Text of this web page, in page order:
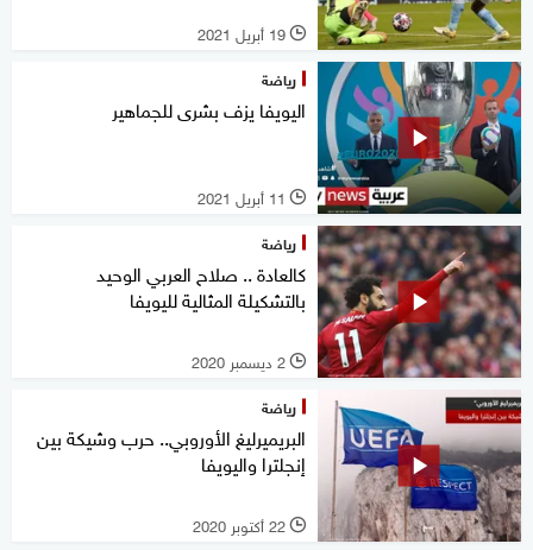
l 19 أبريل 2021
رياضة
اليويفا يزف بشرى للجماهير
l 11 أبريل 2021
رياضة
كالعادة .. صلاح العربي الوحيد
بالتشكيلة المثالية لليويفا
l 2 ديسمبر 2020
رياضة
البريميرليغ الأوروبي.. حرب وشيكة بين
إنجلترا واليويفا
l 22 أكتوبر 2020